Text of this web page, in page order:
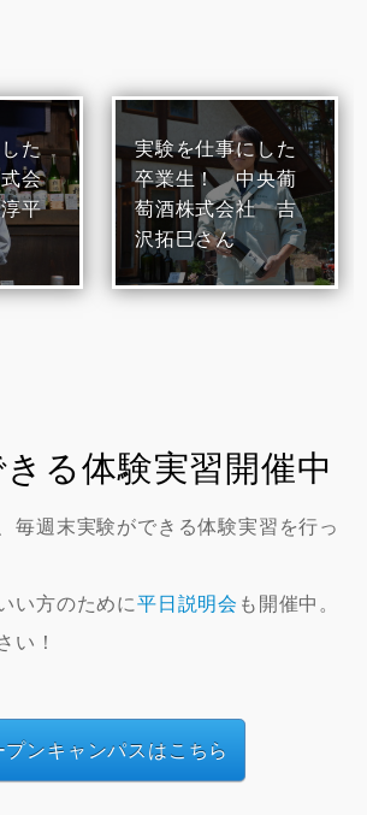
た
会
平
実験を仕事にした
卒業生！ 中央葡
萄酒株式会社 吉
沢拓巳さん
る体験実習開催中
毎週末実験ができる体験実習を行っ
い方のために平日説明会 も開催中。
い！
プンキャンパスはこちら